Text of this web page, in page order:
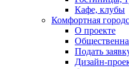
Кафе, клубы
Комфортная
О проекте
Подать
Дизайн-